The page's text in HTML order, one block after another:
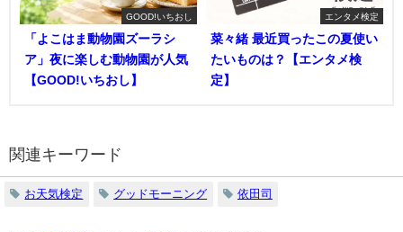
GOOD!いちおし
「よこはま動物園ズーラシ
ア」夜に楽しむ動物園が人気
【GOOD!いちおし】
エンタメ検定
菜々緒 最近買ったこの夏使い
たいものは？【エンタメ検
定】
関連キーワード
お天気検定 グッドモーニング 依田司